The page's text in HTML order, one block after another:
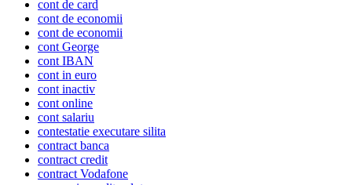
cont de card
cont de economii
cont de economii
cont George
cont IBAN
cont in euro
cont inactiv
cont online
cont salariu
contestatie executare silita
contract banca
contract credit
contract Vodafone